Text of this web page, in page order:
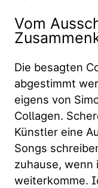
Vom
Die besagten
abgestimmt
eigens von
Collagen.
Künstler eine
Songs
zuhause, wenn
weiterkomme.